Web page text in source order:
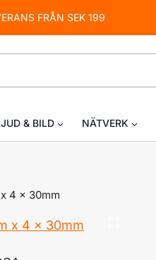
FRÅN SEK 199
& BILD NÄTVERK
4 x 30mm